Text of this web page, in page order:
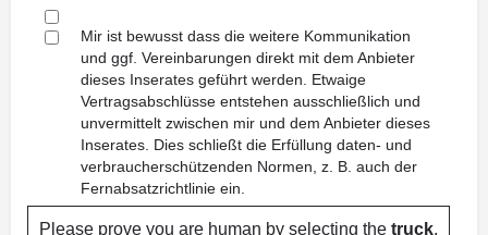
Mir ist bewusst dass die weitere Kommunikation
und ggf. Vereinbarungen direkt mit dem Anbieter
dieses Inserates geführt werden. Etwaige
Vertragsabschlüsse entstehen ausschließlich und
unvermittelt zwischen mir und dem Anbieter dieses
Inserates. Dies schließt die Erfüllung daten- und
verbraucherschützenden Normen, z. B. auch der
Fernabsatzrichtlinie ein.
Please prove you are human by selecting the truck.